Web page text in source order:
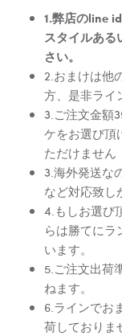
1.弊店のline
スタイルある
さい。
2.おまけは他
方、是非ライ
3.ご注文金額
ケをお選び頂
ただけません
3.海外発送な
など対応致し
4.もしお選び
らは勝てに
います。
5.ご注文出荷
ねます。
6.ラインでお
荷しておりま